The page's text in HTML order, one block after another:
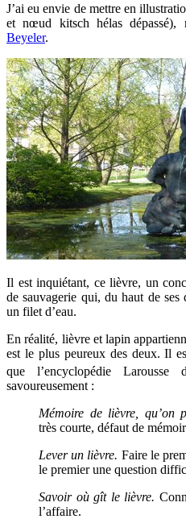
J’ai eu envie de mettre en
et nœud kitsch hélas
Beyeler.
Il est inquiétant, ce lièvre, un
de sauvagerie qui, du haut de
un filet d’eau.
En réalité, lièvre et lapin
est le plus peureux des deux. Il
que l’encyclopédie
savoureusement :
Mémoire de lièvre, qu’on
très courte, défaut de
Lever un lièvre. Faire le
le premier une question
Savoir où gît le lièvre.
l’affaire.